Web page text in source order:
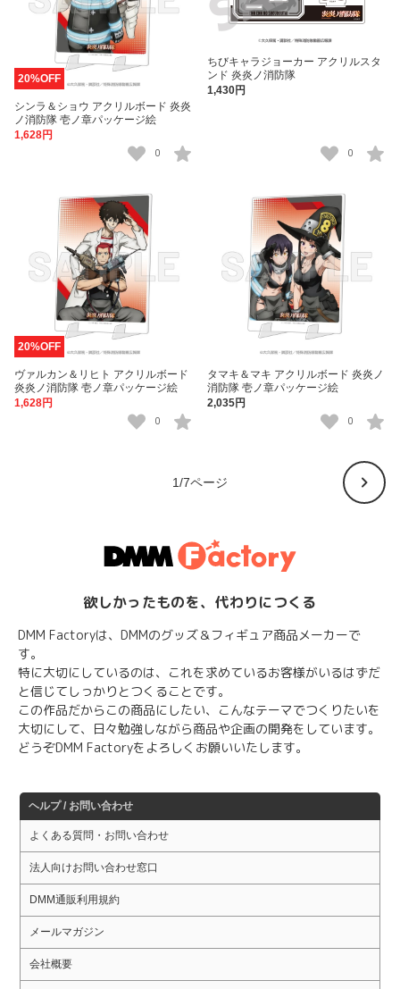
20%OFF
シンラ＆ショウ アクリルボード 炎炎
ノ消防隊 壱ノ章パッケージ絵
1,628円
0
ちびキャラジョーカー アクリルスタ
ンド 炎炎ノ消防隊
1,430円
0
20%OFF
ヴァルカン＆リヒト アクリルボード
炎炎ノ消防隊 壱ノ章パッケージ絵
1,628円
0
タマキ＆マキ アクリルボード 炎炎ノ
消防隊 壱ノ章パッケージ絵
2,035円
0
1/7ページ
欲しかったものを、代わりにつくる
DMM Factoryは、DMMのグッズ＆フィギュア商品メーカーで
す。
特に大切にしているのは、これを求めているお客様がいるはずだ
と信じてしっかりとつくることです。
この作品だからこの商品にしたい、こんなテーマでつくりたいを
大切にして、日々勉強しながら商品や企画の開発をしています。
どうぞDMM Factoryをよろしくお願いいたします。
ヘルプ / お問い合わせ
よくある質問・お問い合わせ
法人向けお問い合わせ窓口
DMM通販利用規約
メールマガジン
会社概要